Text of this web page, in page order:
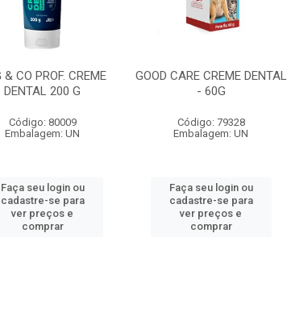
& CO PROF. CREME
DENTAL 200 G
Código: 80009
Embalagem: UN
Faça seu login ou
cadastre-se para
ver preços e
comprar
GOOD CARE CREME DENTAL
- 60G
Código: 79328
Embalagem: UN
Faça seu login ou
cadastre-se para
ver preços e
comprar